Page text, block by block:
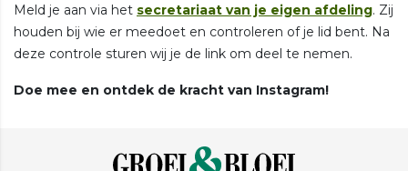
Meld je aan via het secretariaat van je eigen afdeling. Zij
houden bij wie er meedoet en controleren of je lid bent. Na
deze controle sturen wij je de link om deel te nemen.
Doe mee en ontdek de kracht van Instagram!